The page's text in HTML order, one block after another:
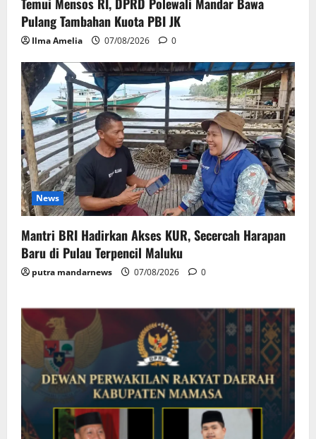
Pulang Tambahan Kuota PBI JK
Ilma Amelia 07/08/2026 0
News
Mantri BRI Hadirkan Akses KUR, Secercah Harapan
Baru di Pulau Terpencil Maluku
putra mandarnews 07/08/2026 0